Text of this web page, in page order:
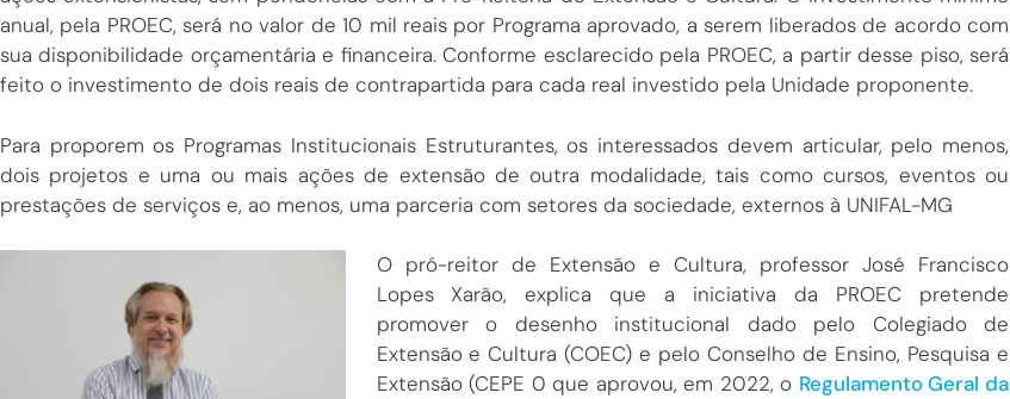
anual, pela PROEC, será no valor de 10 mil reais por Programa aprovado, a serem liberados de acordo com
sua disponibilidade orçamentária e financeira. Conforme esclarecido pela PROEC, a partir desse piso, será
feito o investimento de dois reais de contrapartida para cada real investido pela Unidade proponente.
Para proporem os Programas Institucionais Estruturantes, os interessados devem articular, pelo menos,
dois projetos e uma ou mais ações de extensão de outra modalidade, tais como cursos, eventos ou
prestações de serviços e, ao menos, uma parceria com setores da sociedade, externos à UNIFAL-MG
O pró-reitor de Extensão e Cultura, professor José Francisco
Lopes Xarão, explica que a iniciativa da PROEC pretende
promover o desenho institucional dado pelo Colegiado de
Extensão e Cultura (COEC) e pelo Conselho de Ensino, Pesquisa e
Extensão (CEPE 0 que aprovou, em 2022, o Regulamento Geral da